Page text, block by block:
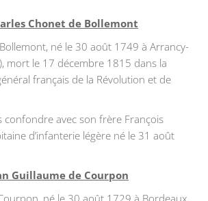
Chonet de Bollemont
né le 30 août 1749 à Arrancy-
mort le 17 décembre 1815 dans la
français de la Révolution et de
confondre avec son frère François
d’infanterie légère né le 31 août
Guillaume de Courpon